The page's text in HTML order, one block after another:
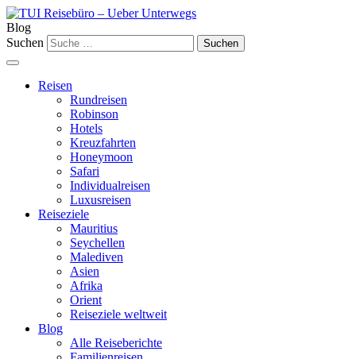
Blog
Suchen
Reisen
Rundreisen
Robinson
Hotels
Kreuzfahrten
Honeymoon
Safari
Individualreisen
Luxusreisen
Reiseziele
Mauritius
Seychellen
Malediven
Asien
Afrika
Orient
Reiseziele weltweit
Blog
Alle Reiseberichte